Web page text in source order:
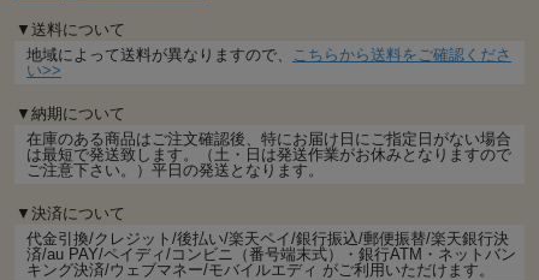
▼送料について
地域によって送料が異なりますので、
こちらから送料をご確認くださ
い>>
▼納期について
在庫のある商品はご注文確認後、特にお届け日にご指定日がない場合
は最短で発送致します。（土・日は発送作業がお休みとなりますので
ご注意下さい。）平日の発送となります。
▼決済について
代金引換/クレジット/後払い/楽天ペイ/銀行振込/郵便振替/楽天銀行決
済/au PAY/ペイディ/コンビニ（番号端末式）・銀行ATM・ネットバン
キング決済/ウェブマネー/モバイルエディ がご利用いただけます。